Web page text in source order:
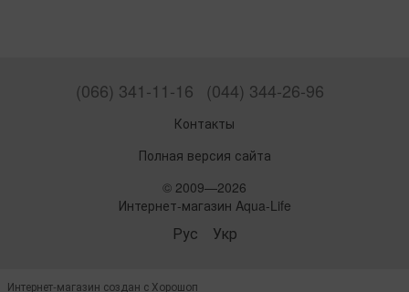
(066) 341-11-16 (044) 344-26-96
Контакты
Полная версия сайта
© 2009—2026
Интернет-магазин Aqua-Life
Рус Укр
Интернет-магазин создан с Хорошоп